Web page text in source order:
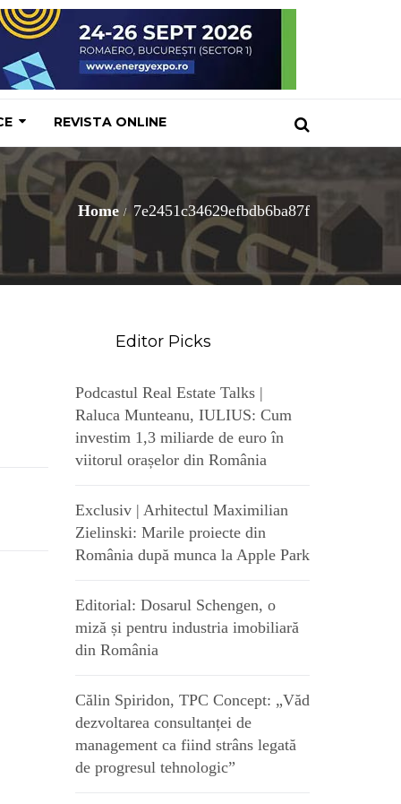
REVISTA ONLINE
Home 7e2451c34629efbdb6ba87f
Editor Picks
Podcastul Real Estate Talks |
Raluca Munteanu, IULIUS: Cum
investim 1,3 miliarde de euro în
viitorul orașelor din România
Exclusiv | Arhitectul Maximilian
Zielinski: Marile proiecte din
România după munca la Apple Park
Editorial: Dosarul Schengen, o
miză și pentru industria imobiliară
din România
Călin Spiridon, TPC Concept: „Văd
dezvoltarea consultanței de
management ca fiind strâns legată
de progresul tehnologic”